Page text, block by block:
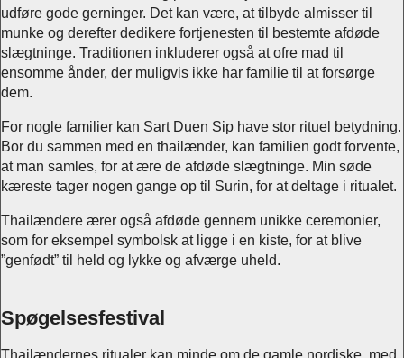
udføre gode gerninger. Det kan være, at tilbyde almisser til
munke og derefter dedikere fortjenesten til bestemte afdøde
slægtninge. Traditionen inkluderer også at ofre mad til
ensomme ånder, der muligvis ikke har familie til at forsørge
dem.
For nogle familier kan Sart Duen Sip have stor rituel betydning.
Bor du sammen med en thailænder, kan familien godt forvente,
at man samles, for at ære de afdøde slægtninge. Min søde
kæreste tager nogen gange op til Surin, for at deltage i ritualet.
Thailændere ærer også afdøde gennem unikke ceremonier,
som for eksempel symbolsk at ligge i en kiste, for at blive
”genfødt” til held og lykke og afværge uheld.
Spøgelsesfestival
Thailændernes ritualer kan minde om de gamle nordiske, med